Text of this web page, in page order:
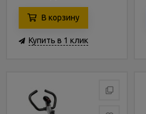
В корзину
Купить в 1 клик